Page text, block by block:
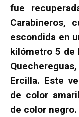
fue
Carabineros,
escondida en
kilómetro 5 de
Ercilla. Este
de color
de color negro.